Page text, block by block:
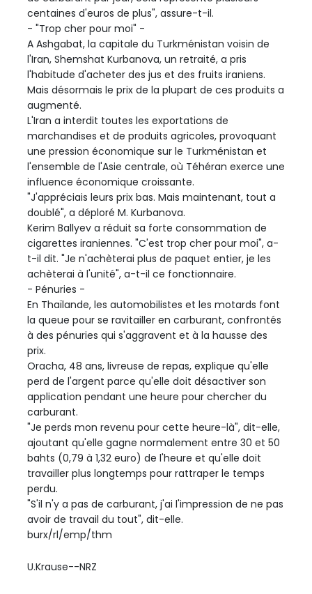
centaines d'euros de plus", assure-t-il.
- "Trop cher pour moi" -
A Ashgabat, la capitale du Turkménistan voisin de
l'Iran, Shemshat Kurbanova, un retraité, a pris
l'habitude d'acheter des jus et des fruits iraniens.
Mais désormais le prix de la plupart de ces produits a
augmenté.
L'Iran a interdit toutes les exportations de
marchandises et de produits agricoles, provoquant
une pression économique sur le Turkménistan et
l'ensemble de l'Asie centrale, où Téhéran exerce une
influence économique croissante.
"J'appréciais leurs prix bas. Mais maintenant, tout a
doublé", a déploré M. Kurbanova.
Kerim Ballyev a réduit sa forte consommation de
cigarettes iraniennes. "C'est trop cher pour moi", a-
t-il dit. "Je n'achèterai plus de paquet entier, je les
achèterai à l'unité", a-t-il ce fonctionnaire.
- Pénuries -
En Thaïlande, les automobilistes et les motards font
la queue pour se ravitailler en carburant, confrontés
à des pénuries qui s'aggravent et à la hausse des
prix.
Oracha, 48 ans, livreuse de repas, explique qu'elle
perd de l'argent parce qu'elle doit désactiver son
application pendant une heure pour chercher du
carburant.
"Je perds mon revenu pour cette heure-là", dit-elle,
ajoutant qu'elle gagne normalement entre 30 et 50
bahts (0,79 à 1,32 euro) de l'heure et qu'elle doit
travailler plus longtemps pour rattraper le temps
perdu.
"S'il n'y a pas de carburant, j'ai l'impression de ne pas
avoir de travail du tout", dit-elle.
burx/rl/emp/thm
U.Krause--NRZ